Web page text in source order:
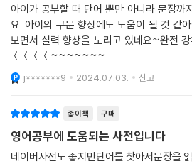
아이가 공부할 때 단어 뿐만 아니라 문장까
요. 아이의 구문 향상에도 도움이 될 것 같
보면서 실력 향상을 노리고 있네요~완
＜＜＜＜~~~~~~~
j*******9 2024.07.03. 신고
종이책 구매
영어공부에 도움되는 사전입니다
네이버사전도 좋지만단어를 찾아서문장을